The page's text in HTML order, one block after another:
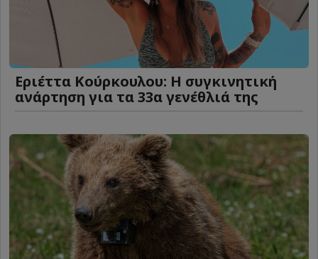
Εριέττα Κούρκουλου: Η συγκινητική
ανάρτηση για τα 33α γενέθλιά της